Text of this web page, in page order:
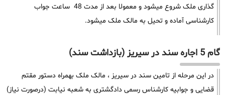
گذاری ملک شروع میشود و معمولا بعد از مدت 48 ساعت جواب
کارشناسی آماده و تحیل به مالک ملک میشود.
گام 5 اجاره سند در سیریز (بازداشت سند)
در این مرحله از تامین سند در سیریز ، مالک ملک بهمراه دستور مقتم
قضایی و جوابیه کارشناس رسمی دادگشتری به شعبه نیابت (درصورت نیاز)